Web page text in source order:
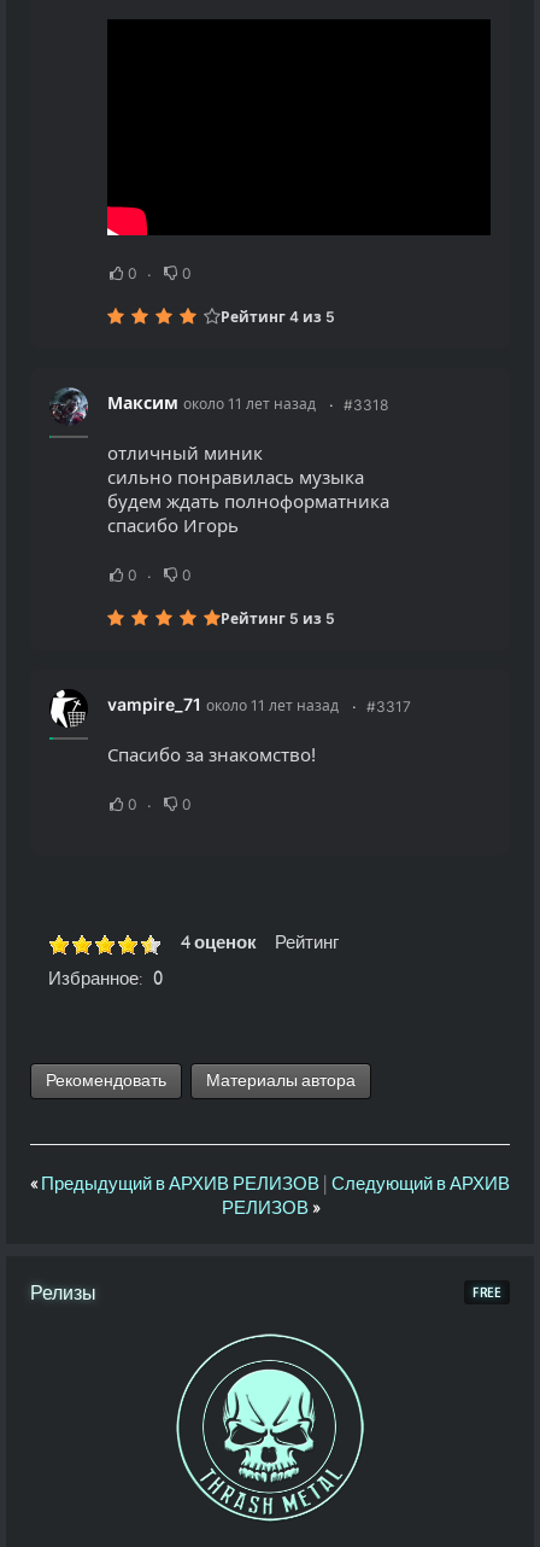
0 0
Рейтинг 4 из 5
Максим около 11 лет назад #3318
отличный миник
сильно понравилась музыка
будем ждать полноформатника
спасибо Игорь
0 0
Рейтинг 5 из 5
vampire_71 около 11 лет назад #3317
Спасибо за знакомство!
0 0
Рейтинг
4 оценок
Избранное: 0
Рекомендовать Материалы автора
«Предыдущий в АРХИВ РЕЛИЗОВ Следующий в АРХИВ
РЕЛИЗОВ »
Релизы